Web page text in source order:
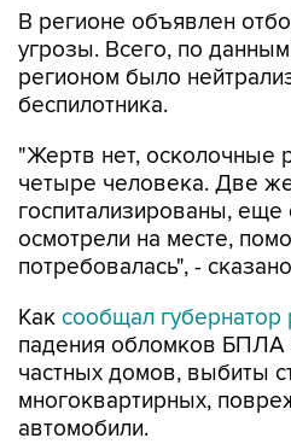
В регионе объявлен
угрозы. Всего, по
регионом было
беспилотника.
"Жертв нет, осколочные
четыре человека. Две
госпитализированы,
осмотрели на месте,
потребовалась", -
Как сообщал губернатор
падения обломков БПЛА
частных домов, выбиты
многоквартирных,
автомобили.